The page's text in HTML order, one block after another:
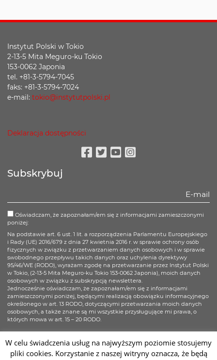
Instytut Polski w Tokio
2-13-5 Mita Meguro-ku Tokio
153-0062 Japonia
tel. +81-3-5794-7045
faks: +81-3-5794-7024
e-mail: tokio@instytutpolski.pl
Deklaracja dostępności
Subskrybuj
Oświadczam, że zapoznałam/em się z informacjami zamieszczonymi
poniżej:
Na podstawie art. 6 ust. 1 lit. a rozporządzenia Parlamentu Europejskiego
i Rady (UE) 2016/679 z dnia 27 kwietnia 2016 r. w sprawie ochrony osób
fizycznych w związku z przetwarzaniem danych osobowych i w sprawie
swobodnego przepływu takich danych oraz uchylenia dyrektywy
95/46/WE (RODO), wyrażam zgodę na przetwarzanie przez Instytut Polski
w Tokio, (2-13-5 Mita Meguro-ku Tokio 153-0062 Japonia), moich danych
osobowych w związku z subskrypcją newslettera.
Jednocześnie oświadczam, że zapoznałam/em się z informacjami
zamieszczonymi poniżej, będącymi realizacją obowiązku informacyjnego
określonego w art. 13 RODO, dotyczącymi przetwarzania moich danych
osobowych, a także znane są mi wszystkie przysługujące mi prawa, o
których mowa w art. 15 – 20 RODO.
Zapisz się
W celu świadczenia usług na najwyższym poziomie stosujemy
pliki cookies. Korzystanie z naszej witryny oznacza, że będą